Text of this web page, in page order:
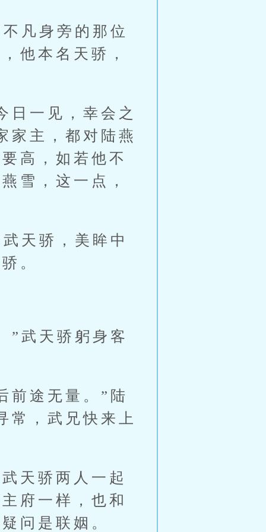
凡身旁的那位
他本名天骄，
一见，幸会之
家主，都对陆燕
高，如若他不
雪，这一点，
天骄，美眸中
。
武天骄躬身客
途无量。”陆
常，武兄快来上
天骄两人一起
府一样，也和
问是联姻。